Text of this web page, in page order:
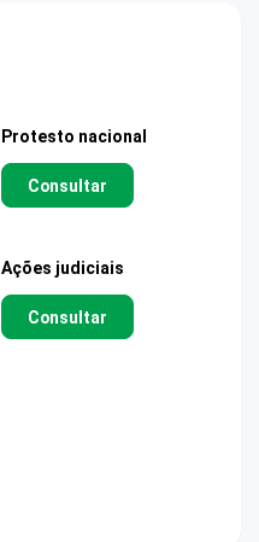
Protesto nacional
Consultar
Ações judiciais
Consultar